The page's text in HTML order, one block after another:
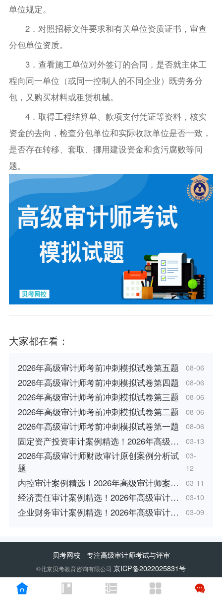
单位规定。
2．对照招标文件要求和有关单位资质证书，审查
分包单位资质。
3．查看施工单位对外签订的合同，是否就主体工
程向同一单位（或同一控制人的不同企业）既劳务分
包，又购买材料或租赁机械。
4．取得工程结算单、款项支付凭证等资料，核实
资金的去向，检查分包单位和实际收款单位是否一致，
是否存在转移、套取、挪用建设资金和贪污腐败等问
题。
大家都在看：
2026年高级审计师考前冲刺模拟试卷第五题 08-06
2026年高级审计师考前冲刺模拟试卷第四题 08-06
2026年高级审计师考前冲刺模拟试卷第三题 08-06
2026年高级审计师考前冲刺模拟试卷第二题 08-06
2026年高级审计师考前冲刺模拟试卷第一题 08-06
固定资产投资审计案例精选！2026年高级… 03-13
2026年高级审计师财政审计原创案例分析试
题
03-
12
内控审计案例精选！2026年高级审计师案… 03-11
经济责任审计案例精选！2026年高级审计… 03-10
企业财务审计案例精选！2026年高级审计… 03-09
贝考网校 - 专注高级审计师考试与评审
©北京贝考教育咨询有限公司 京ICP备2022025831号